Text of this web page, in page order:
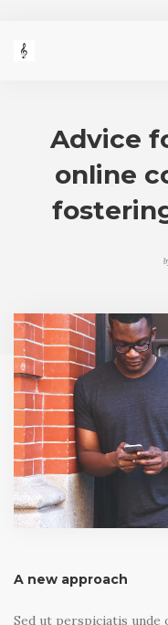
PORTRAITS
VIDEO GALERIE
IMPRESSUM / KONTAKT
Advice
online
A new approach
Sed ut perspiciatis